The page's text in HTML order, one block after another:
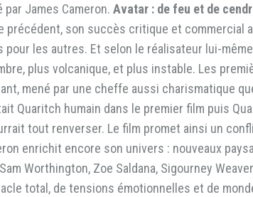
James Cameron. Avatar : de feu et de
précédent, son succès critique et commercial
les autres. Et selon le réalisateur lui-
plus volcanique, et plus instable. Les
mené par une cheffe aussi charismatique
Quaritch humain dans le premier film puis
tout renverser. Le film promet ainsi un
enrichit encore son univers : nouveaux
Worthington, Zoe Saldana, Sigourney
total, de tensions émotionnelles et de